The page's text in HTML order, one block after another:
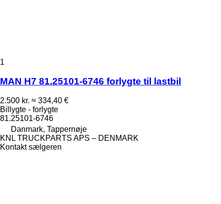
1
MAN H7 81.25101-6746 forlygte til lastbil
2.500 kr. ≈ 334,40 €
Billygte - forlygte
81.25101-6746
Danmark, Tappernøje
KNL TRUCKPARTS APS – DENMARK
Kontakt sælgeren